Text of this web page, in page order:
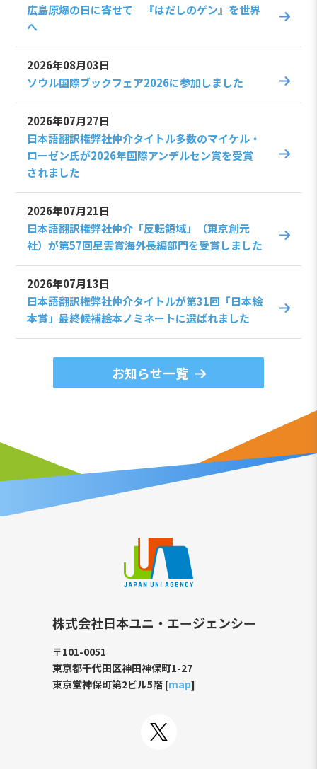
広島原爆の日に寄せて 『はだしのゲン』を世界
へ
2026年08月03日
ソウル国際ブックフェア2026に参加しました
2026年07月27日
日本語翻訳権弊社仲介タイトル多数のマイケル・
ローゼン氏が2026年国際アンデルセン賞を受賞
されました
2026年07月21日
日本語翻訳権弊社仲介「反転領域」（東京創元
社）が第57回星雲賞海外長編部門を受賞しました
2026年07月13日
日本語翻訳権弊社仲介タイトルが第31回「日本絵
本賞」最終候補絵本ノミネートに選ばれました
お知らせ一覧
株式会社日本ユニ・エージェンシー
〒101-0051
東京都千代田区神田神保町1-27
東京堂神保町第2ビル5階 [map]